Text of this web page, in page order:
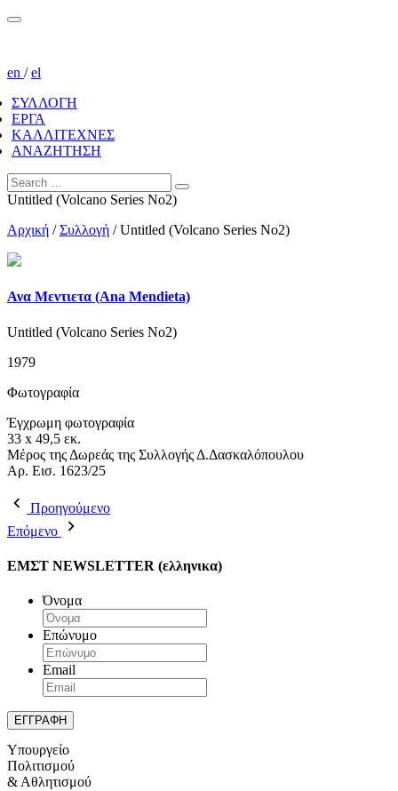
en /el
ΣΥΛΛΟΓΗ
ΕΡΓΑ
ΚΑΛΛΙΤΕΧΝΕΣ
ΑΝΑΖΗΤΗΣΗ
Untitled (Volcano Series No2)
Αρχική /Συλλογή /Untitled (Volcano Series No2)
Ανα Μεντιετα (Ana Mendieta)
Untitled (Volcano Series No2)
1979
Φωτογραφία
Έγχρωμη φωτογραφία
33 x 49,5 εκ.
Μέρος της Δωρεάς της Συλλογής Δ.Δασκαλόπουλου
Αρ. Εισ. 1623/25
Προηγούμενο
Επόμενο
ΕΜΣΤ NEWSLETTER (ελληνικα)
Όνομα
Επώνυμο
Email
Υπουργείο
Πολιτισμού
& Αθλητισμού